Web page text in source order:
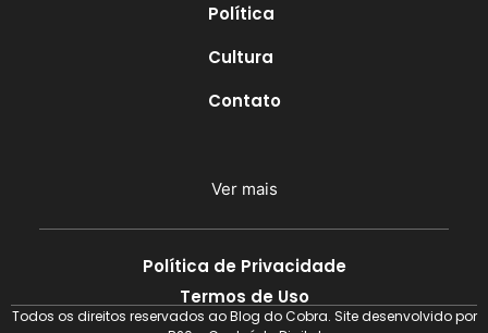
Política
Cultura
Contato
Ver mais
Política de Privacidade
Termos de Uso
Todos os direitos reservados ao Blog do Cobra. Site desenvolvido por